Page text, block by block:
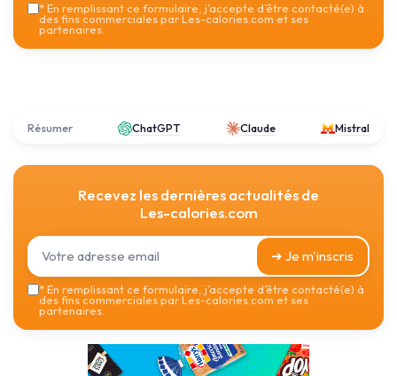
*En remplissant ce formulaire, j’accepte d’être contacté(e) à
des fins commerciales par Les-calories.com et ses
partenaires.
Résumer ChatGPT Claude Mistral
Recevez les dernières actualités de
Les-calories.com
➔ Je m'inscris
*En remplissant ce formulaire, j’accepte d’être contacté(e) à
des fins commerciales par Les-calories.com et ses
partenaires.